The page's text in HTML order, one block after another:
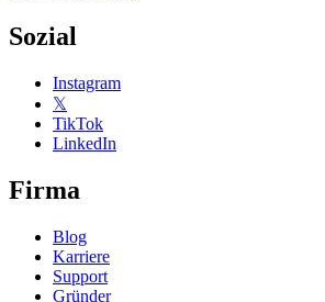
Sozial
Instagram
𝕏
TikTok
LinkedIn
Firma
Blog
Karriere
Support
Gründer